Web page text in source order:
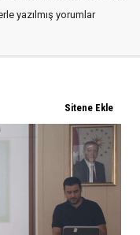
yazılmış yorumlar